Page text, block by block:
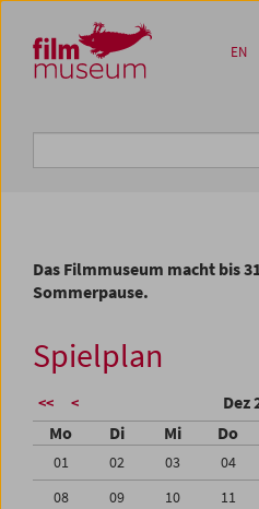
Zum Inhalt
Zum Hauptmenü
Zur Servicenavigation
Zum Suche
EN
Das Filmmuseum macht bis
Sommerpause.
Spielplan
<< < Dez
Mo Di Mi Do
01 02 03 04
08
09 10 11